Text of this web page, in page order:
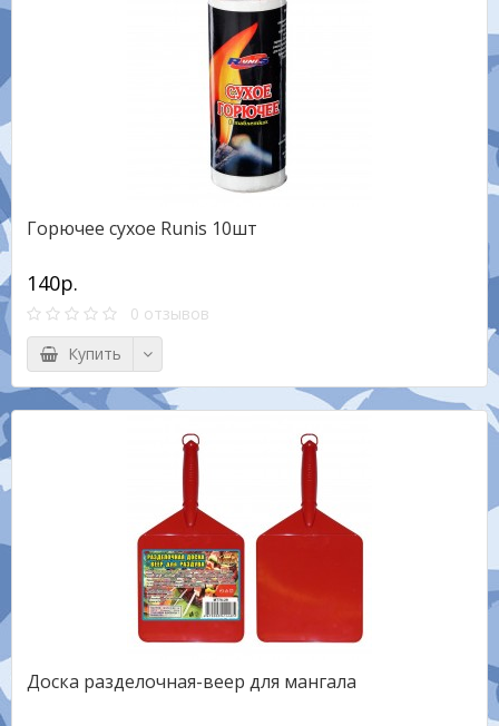
Горючее сухое Runis 10шт
140р.
0 отзывов
Купить
Доска разделочная-веер для мангала